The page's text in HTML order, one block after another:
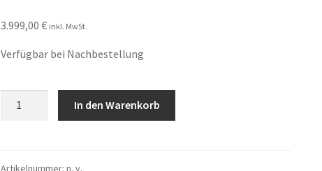
3.999,00€ inkl. MwSt.
Verfügbar bei Nachbestellung
Care
In den Warenkorb
Artikelnummer:n. v.